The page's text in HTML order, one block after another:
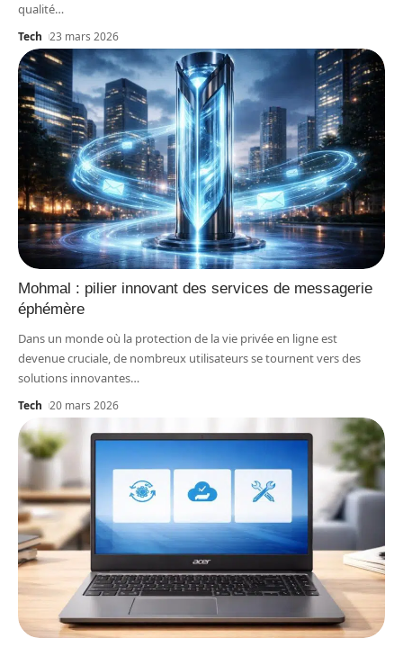
qualité…
Tech 23 mars 2026
Mohmal : pilier innovant des services de messagerie
éphémère
Dans un monde où la protection de la vie privée en ligne est
devenue cruciale, de nombreux utilisateurs se tournent vers des
solutions innovantes…
Tech 20 mars 2026